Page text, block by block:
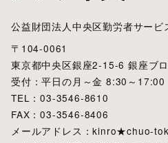
公益財団法人中央区勤労者サービ
〒104-0061
東京都中央区銀座2-15-6 銀座ブ
受付：平日の月～金 8:30～17:00
TEL：03-3546-8610
FAX：03-3546-8406
メールアドレス：kinro★chuo-